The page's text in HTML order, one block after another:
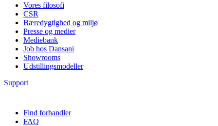
Vores filosofi
CSR
Bæredygtighed og miljø
Presse og medier
Mediebank
Job hos Dansani
Showrooms
Udstillingsmodeller
Support
Find forhandler
FAQ